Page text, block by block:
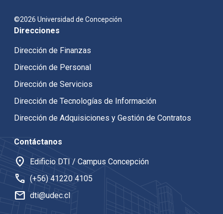
Direcciones
Dirección de Finanzas
Dirección de Personal
Dirección de Servicios
Dirección de Tecnologías de Información
Dirección de Adquisiciones y Gestión de Contratos
Contáctanos
location_on Edificio DTI / Campus Concepción
call (+56) 41220 4105
mail dti@udec.cl
©2026 Universidad de Concepción